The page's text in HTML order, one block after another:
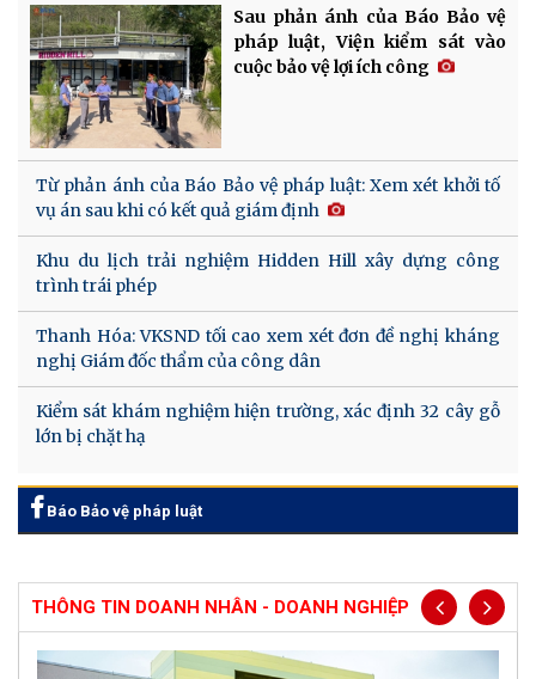
Sau phản ánh của Báo Bảo vệ
pháp luật, Viện kiểm sát vào
cuộc bảo vệ lợi ích công
Từ phản ánh của Báo Bảo vệ pháp luật: Xem xét khởi tố
vụ án sau khi có kết quả giám định
Khu du lịch trải nghiệm Hidden Hill xây dựng công
trình trái phép
Thanh Hóa: VKSND tối cao xem xét đơn đề nghị kháng
nghị Giám đốc thẩm của công dân
Kiểm sát khám nghiệm hiện trường, xác định 32 cây gỗ
lớn bị chặt hạ
Báo Bảo vệ pháp luật
THÔNG TIN DOANH NHÂN - DOANH NGHIỆP